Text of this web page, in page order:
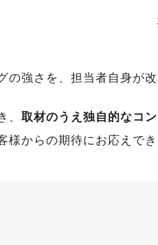
の強さを、担当者自身が改
、 取材のうえ独自的なコ
様からの期待にお応えで